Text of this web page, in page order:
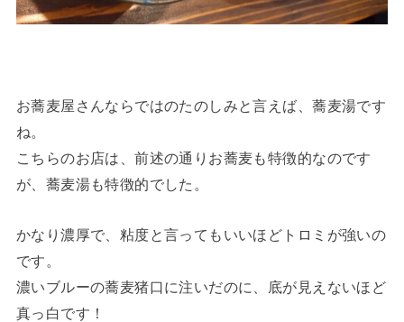
お蕎麦屋さんならではのたのしみと言えば、蕎麦湯です
ね。
こちらのお店は、前述の通りお蕎麦も特徴的なのです
が、蕎麦湯も特徴的でした。
かなり濃厚で、粘度と言ってもいいほどトロミが強いの
です。
濃いブルーの蕎麦猪口に注いだのに、底が見えないほど
真っ白です！